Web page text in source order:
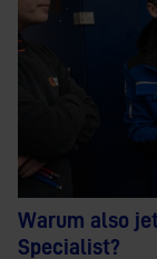
Warum also
Specialist?